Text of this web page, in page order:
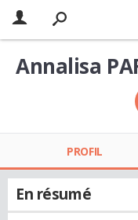
Annalisa
PROFIL
En résumé